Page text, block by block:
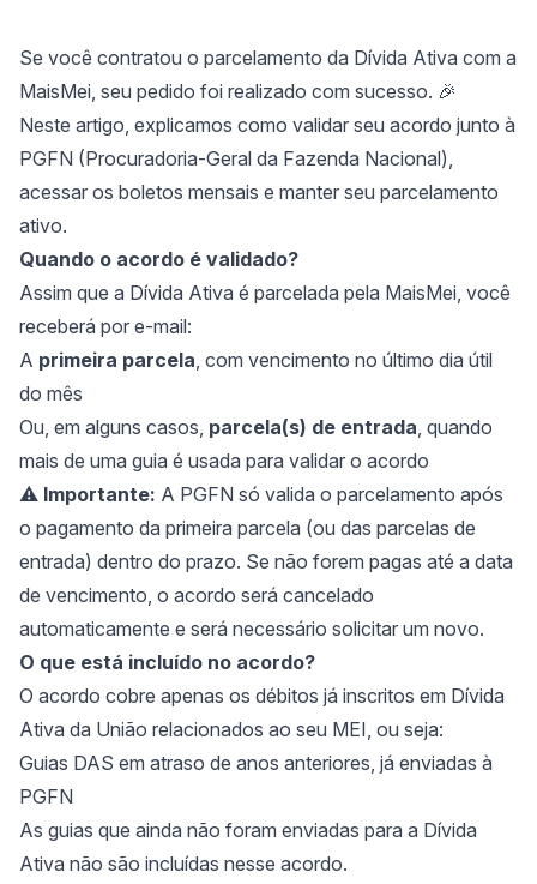
Se você contratou o parcelamento da Dívida Ativa com a
MaisMei, seu pedido foi realizado com sucesso. 🎉
Neste artigo, explicamos como validar seu acordo junto à
PGFN (Procuradoria-Geral da Fazenda Nacional),
acessar os boletos mensais e manter seu parcelamento
ativo.
Quando o acordo é validado?
Assim que a Dívida Ativa é parcelada pela MaisMei, você
receberá por e-mail:
A primeira parcela, com vencimento no último dia útil
do mês
Ou, em alguns casos, parcela(s) de entrada, quando
mais de uma guia é usada para validar o acordo
⚠️ Importante: A PGFN só valida o parcelamento após
o pagamento da primeira parcela (ou das parcelas de
entrada) dentro do prazo. Se não forem pagas até a data
de vencimento, o acordo será cancelado
automaticamente e será necessário solicitar um novo.
O que está incluído no acordo?
O acordo cobre apenas os débitos já inscritos em Dívida
Ativa da União relacionados ao seu MEI, ou seja:
Guias DAS em atraso de anos anteriores, já enviadas à
PGFN
As guias que ainda não foram enviadas para a Dívida
Ativa não são incluídas nesse acordo.